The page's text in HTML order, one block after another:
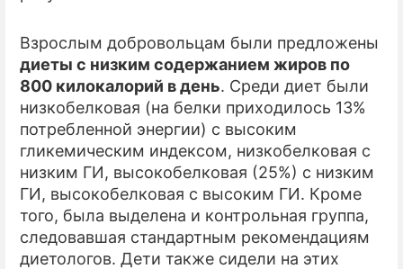
Взрослым добровольцам были предложены
диеты с низким содержанием жиров по
800 килокалорий в день. Среди диет были
низкобелковая (на белки приходилось 13%
потребленной энергии) с высоким
гликемическим индексом, низкобелковая с
низким ГИ, высокобелковая (25%) с низким
ГИ, высокобелковая с высоким ГИ. Кроме
того, была выделена и контрольная группа,
следовавшая стандартным рекомендациям
диетологов. Дети также сидели на этих